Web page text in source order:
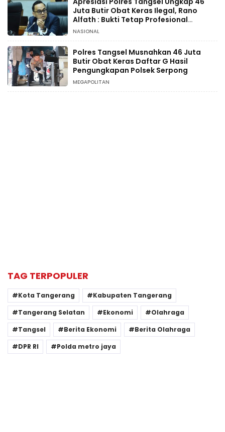
Juta Butir Obat Keras Ilegal, Rano
Alfath : Bukti Tetap Profesional
Jalankan Tugas
NASIONAL
Polres Tangsel Musnahkan 46 Juta
Butir Obat Keras Daftar G Hasil
Pengungkapan Polsek Serpong
MEGAPOLITAN
TAG TERPOPULER
Kota Tangerang
Kabupaten Tangerang
Tangerang Selatan
Ekonomi
Olahraga
Tangsel
Berita Ekonomi
Berita Olahraga
DPR RI
Polda metro jaya